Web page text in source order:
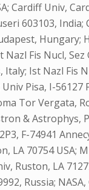
Cardiff Univ,
603103, India;
Hungary;
Fis Nucl,
Italy; Ist Nazl Fis
Pisa, I-
Tor Vergata,
& Astrophys,
F-74941
LA 70754 USA;
Ruston, LA
Russia;